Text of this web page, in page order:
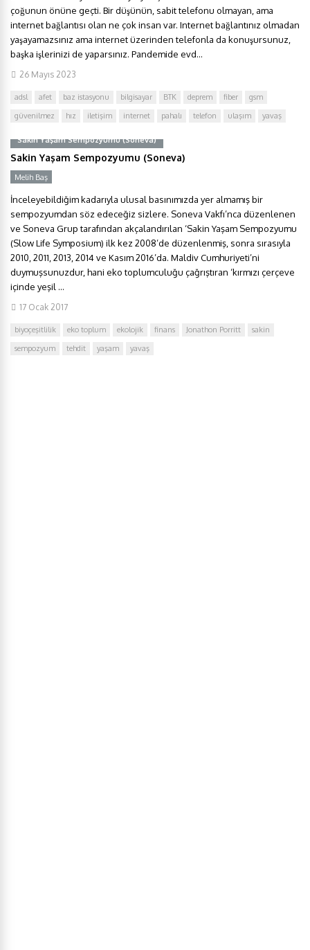
çoğunun önüne geçti. Bir düşünün, sabit telefonu olmayan, ama
internet bağlantısı olan ne çok insan var. Internet bağlantınız olmadan
yaşayamazsınız ama internet üzerinden telefonla da konuşursunuz,
başka işlerinizi de yaparsınız. Pandemide evd...
26 Mayıs 2023
adsl afet baz istasyonu bilgisayar BTK deprem fiber
gsm
güvenilmez
hız iletişim internet pahalı telefon ulaşım yavaş
Sakin Yaşam Sempozyumu (Soneva)
Sakin Yaşam Sempozyumu (Soneva)
Melih Baş
İnceleyebildiğim kadarıyla ulusal basınımızda yer almamış bir
sempozyumdan söz edeceğiz sizlere. Soneva Vakfı’nca düzenlenen
ve Soneva Grup tarafından akçalandırılan ‘Sakin Yaşam Sempozyumu
(Slow Life Symposium) ilk kez 2008’de düzenlenmiş, sonra sırasıyla
2010, 2011, 2013, 2014 ve Kasım 2016’da. Maldiv Cumhuriyeti’ni
duymuşsunuzdur, hani eko toplumculuğu çağrıştıran ‘kırmızı çerçeve
içinde yeşil ...
17 Ocak 2017
biyoçeşitlilik eko toplum ekolojik finans Jonathon Porritt
sakin
sempozyum
tehdit yaşam yavaş